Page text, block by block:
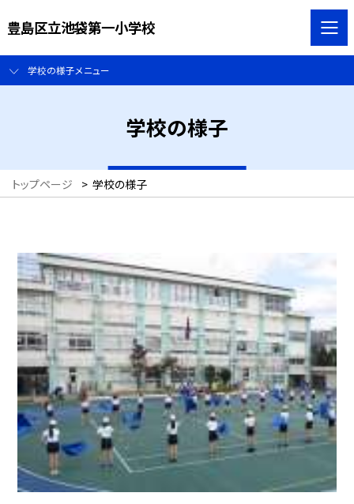
豊島区立池袋第一小学校
学校の様子メニュー
学校の様子
トップページ > 学校の様子